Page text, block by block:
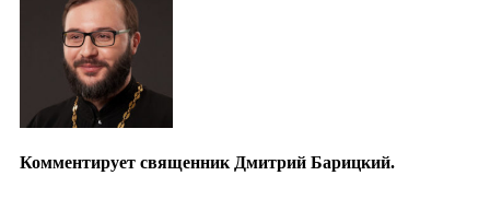
Комментирует священник Дмитрий Барицкий.